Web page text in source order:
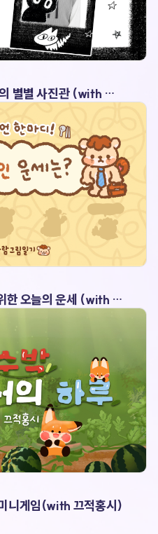
별별 사진관 (with 버
한 오늘의 운세 (with 밍
니게임(with 끄적홍시)